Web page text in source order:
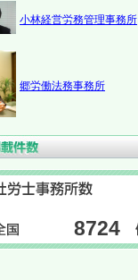
小林経営労務管理事務所
郷労働法務事務所
8724